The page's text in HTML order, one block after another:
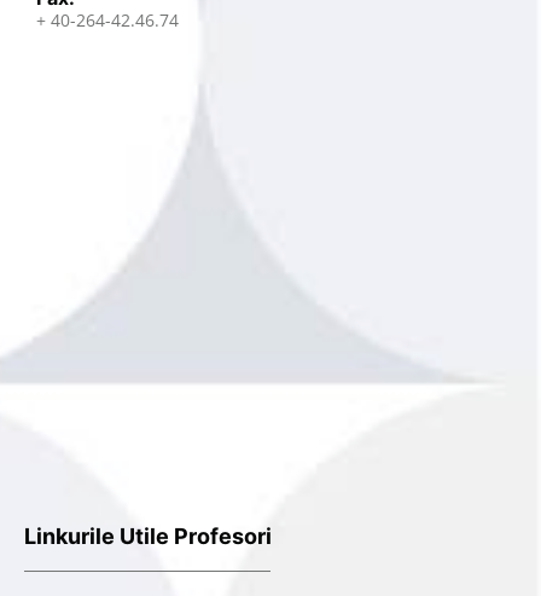
+ 40-264-42.46.74
Linkurile Utile Profesori